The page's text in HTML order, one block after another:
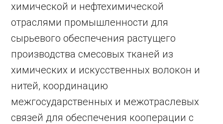
химической и нефтехимической
отраслями промышленности для
сырьевого обеспечения растущего
производства смесовых тканей из
химических и искусственных волокон и
нитей, координацию
межгосударственных и межотраслевых
связей для обеспечения кооперации с